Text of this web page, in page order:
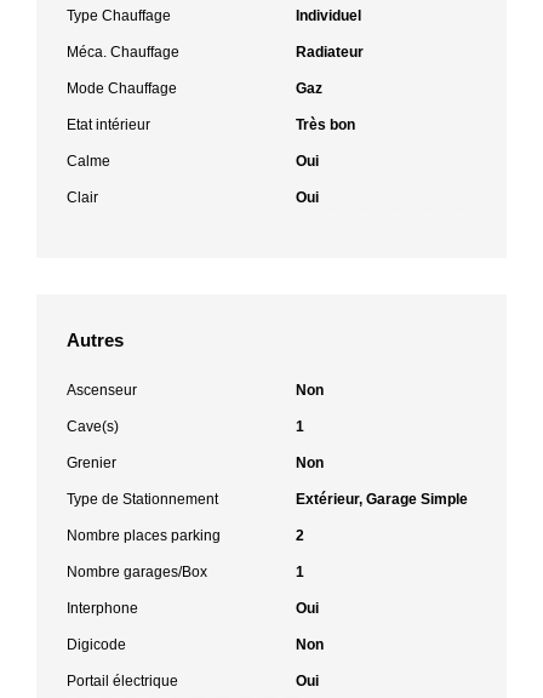
Type Chauffage Individuel
Méca. Chauffage Radiateur
Mode Chauffage Gaz
Etat intérieur Très bon
Calme Oui
Clair Oui
Autres
Ascenseur Non
Cave(s) 1
Grenier Non
Type de Stationnement Extérieur, Garage Simple
Nombre places parking 2
Nombre garages/Box 1
Interphone Oui
Digicode Non
Portail électrique Oui